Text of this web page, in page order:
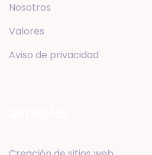
Nosotros
Valores
Aviso de privacidad